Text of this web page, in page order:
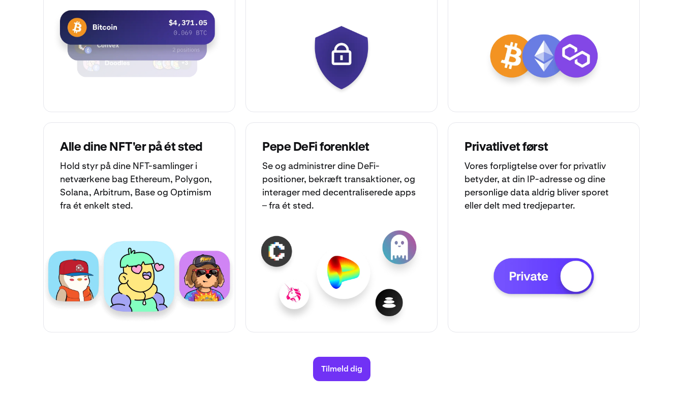
Alle dine NFT'er på ét sted
Hold styr på dine NFT-samlingeri
netværkene bag Ethereum, Polygon,
Solana, Arbitrum, Base og Optimism
fra ét enkelt sted.
Pepe DeFi forenklet
Se og administrer dine DeFi-
positioner, bekræft transaktioner, og
interager med decentraliserede apps
– fra ét sted.
Privatlivet først
Vores forpligtelse over for privatliv
betyder, at din IP-adresse og dine
personlige data aldrig bliver sporet
eller delt med tredjeparter.
Tilmeld dig